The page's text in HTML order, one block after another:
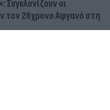
Συγκλονίζουν οι
τον 26χρονο Αφγανό στη